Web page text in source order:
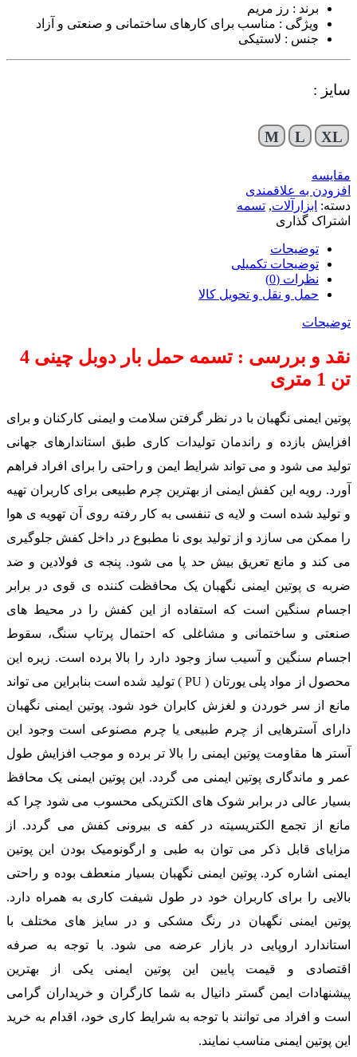
برند : رز مریم
ویژگی : مناسب برای کارهای ساختمانی و صنعتی و آزاد
جنس : لاستیکی
سایز :
M L XL
مقایسه
افزودن به علاقمندی
دسته: ابزارآلات, تسمه
اشتراک گذاری
توضیحات
توضیحات تکمیلی
نظرات (0)
حمل و نقل و تحویل کالا
توضیحات
نقد و بررسی : تسمه حمل بار دوبل چینی 4
تن 1 متری
پوتین ایمنی نگهبان با در نظر گرفتن سلامت و ایمنی کارکنان و برای
افزایش بازده و راندمان تولیدات کاری طبق استاندارهای جهانی
تولید می شود و می تواند شرایط ایمن و راحتی را برای افراد فراهم
آورد. رویه این کفش ایمنی از بهترین چرم طبیعی برای کاربران تهیه
و تولید شده است و لایه ی تنفسی به کار رفته روی آن تهویه ی هوا
را ممکن می سازد و از تولید بوی نا مطبوع در داخل کفش جلوگیری
می کند و مانع تعریق بیش حد پا می شود. پنجه ی فولادین و ضد
ضربه ی پوتین ایمنی نگهبان یک محافظت کننده ی قوی در برابر
اجسام سنگین است که استفاده از این کفش را در محیط های
صنعتی و ساختمانی و مشاغلی که احتمال پرتاپ سنگ، سقوط
اجسام سنگین و آسیب ساز وجود دارد را بالا برده است. زیره این
محصول از مواد پلی یورتان ( PU ) تولید شده است بنابراین می تواند
مانع از سر خوردن و لغزش کابران خود شود. پوتین ایمنی نگهبان
دارای آسترهایی از چرم طبیعی یا چرم مصنوعی است وجود این
آستر ها مقاومت پوتین ایمنی را بالا تر برده و موجب افزایش طول
عمر و ماندگاری پوتین ایمنی می گردد. این پوتین ایمنی یک محافظ
بسیار عالی در برابر شوک های الکتریکی محسوب می شود چرا که
مانع از تجمع الکتریسیته در کفه ی بیرونی کفش می گردد. از
مزایای قابل ذکر می توان به طبی و ارگونومیک بودن این پوتین
ایمنی اشاره کرد. پوتین ایمنی نگهبان بسیار منعطف بوده و راحتی
بالایی را برای کاربران خود در طول شیفت کاری به همراه دارد.
پوتین ایمنی نگهبان در رنگ مشکی و در سایز های مختلف با
استاندارد اروپایی در بازار عرضه می شود. با توجه به صرفه
اقتصادی و قیمت پایین این پوتین ایمنی یکی از بهترین
پیشنهادات ایمن گستر دانیال به شما کارگران و خریداران گرامی
است و افراد می توانند با توجه به شرایط کاری خود، اقدام به خرید
این پوتین ایمنی مناسب نمایند.